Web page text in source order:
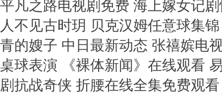
平凡之路电视剧免费 海上嫁女记
人不见古时玥 贝克汉姆任意球集
青的嫂子 中日最新动态 张禧嫔电
桌球表演 《裸体新闻》在线观看
剧抗战奇侠 折腰在线全集免费观